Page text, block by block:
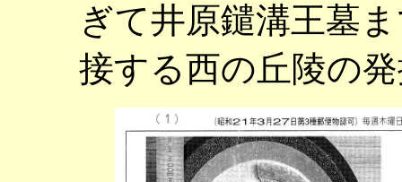
ぎて井原鑓溝王墓
接する西の丘陵の